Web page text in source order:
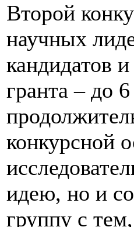
Второй
научных
кандидатов
гранта – до
конкурсной
идею, но и
группу с